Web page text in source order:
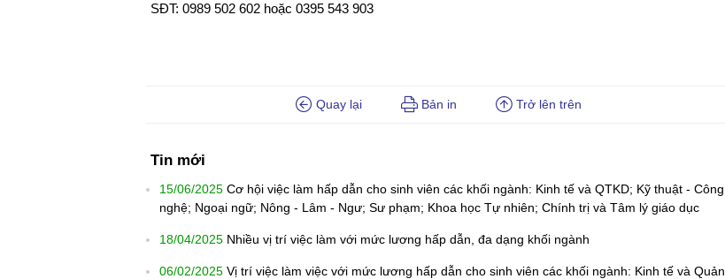
SĐT: 0989 502 602 hoặc 0395 543 903
Quay lại Bản in Trở lên trên
Tin mới
15/06/2025 Cơ hội việc làm hấp dẫn cho sinh viên các khối ngành: Kinh tế và QTKD; Kỹ thuật - Công
nghệ; Ngoại ngữ; Nông - Lâm - Ngư; Sư phạm; Khoa học Tự nhiên; Chính trị và Tâm lý giáo dục
18/04/2025 Nhiều vị trí việc làm với mức lương hấp dẫn, đa dạng khối ngành
06/02/2025 Vị trí việc làm việc với mức lương hấp dẫn cho sinh viên các khối ngành: Kinh tế và Quản